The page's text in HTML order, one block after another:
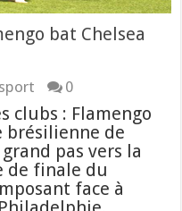
bat Chelsea
sport 0
clubs : Flamengo
brésilienne de
pas vers la
de finale du
face à